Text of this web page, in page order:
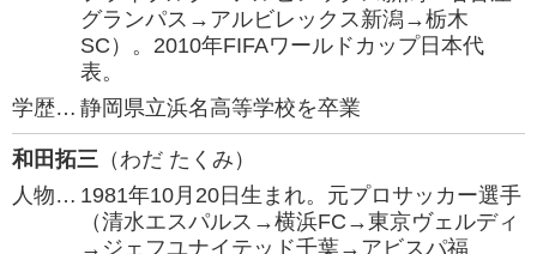
グランパス→アルビレックス新潟→栃木
SC）。2010年FIFAワールドカップ日本代
表。
学歴… 静岡県立浜名高等学校を卒業
和田拓三 （わだ たくみ）
人物… 1981年10月20日生まれ。元プロサッカー選手
（清水エスパルス→横浜FC→東京ヴェルディ
→ジェフユナイテッド千葉→アビスパ福